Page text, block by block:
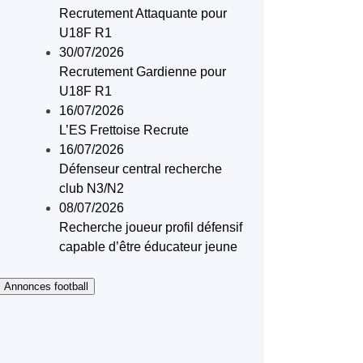
Recrutement Attaquante pour
U18F R1
30/07/2026
Recrutement Gardienne pour
U18F R1
16/07/2026
L’ES Frettoise Recrute
16/07/2026
Défenseur central recherche
club N3/N2
08/07/2026
Recherche joueur profil défensif
capable d’être éducateur jeune
Annonces football